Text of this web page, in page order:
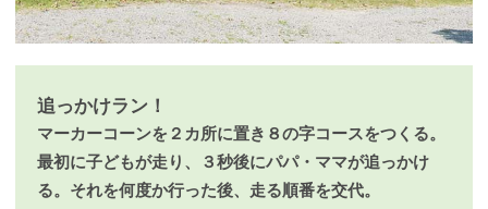
追っかけラン！
マーカーコーンを２カ所に置き８の字コースをつくる。
最初に子どもが走り、３秒後にパパ・ママが追っかけ
る。それを何度か行った後、走る順番を交代。